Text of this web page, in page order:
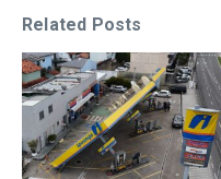
Related Posts